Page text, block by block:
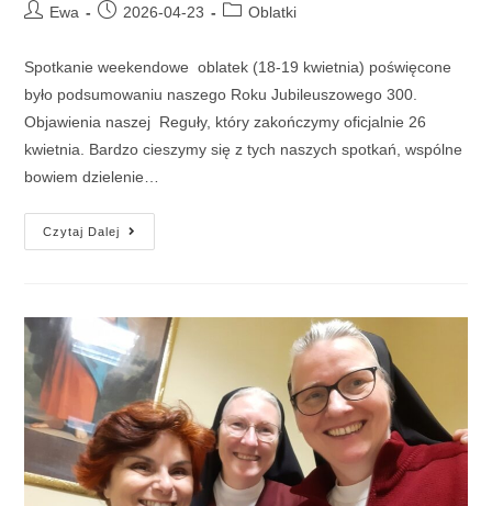
Ewa 2026-04-23 Oblatki
Spotkanie weekendowe oblatek (18-19 kwietnia) poświęcone
było podsumowaniu naszego Roku Jubileuszowego 300.
Objawienia naszej Reguły, który zakończymy oficjalnie 26
kwietnia. Bardzo cieszymy się z tych naszych spotkań, wspólne
bowiem dzielenie…
Czytaj Dalej